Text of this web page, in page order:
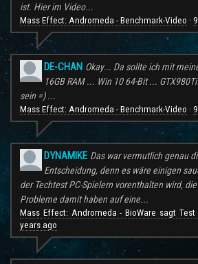
ist. Hier im Video...
Mass Effect: Andromeda - Benchmark-Video ·
DE-CHAN Okay... Da sollte ich mit
16GB RAM ... Win 10 64-Bit ...
sein =) ...
Mass Effect: Andromeda - Benchmark-Video ·
DYNAMIKE Das war vermutlich genau
Entscheidung, denn es wäre einigen
der Techtest PC-Spielern vorenthalten wird,
Probleme damit haben auf eine...
Mass Effect: Andromeda - BioWare sagt
years ago